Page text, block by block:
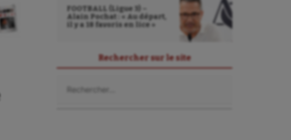
FOOTBALL (Ligue 3) –
Alain Pochat : « Au départ,
il y a 18 favoris en lice »
Rechercher sur le site